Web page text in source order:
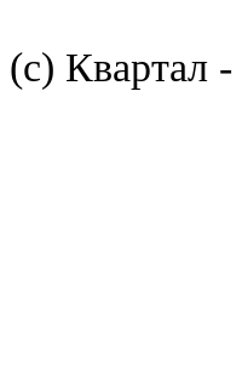
(с) Квартал